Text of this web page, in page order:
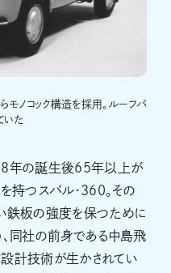
ノコック構造を採用。ルーフパ
いた
年の誕生後65年以上が
持つスバル・360。その
鉄板の強度を保つために
同社の前身である中島飛
計技術が生かされてい